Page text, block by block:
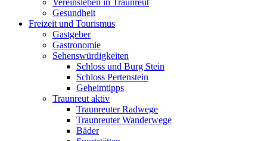
Vereinsleben in Traunreut
Gesundheit
Freizeit und Tourismus
Gastgeber
Gastronomie
Sehenswürdigkeiten
Schloss und Burg Stein
Schloss Pertenstein
Geheimtipps
Traunreut aktiv
Traunreuter Radwege
Traunreuter Wanderwege
Bäder